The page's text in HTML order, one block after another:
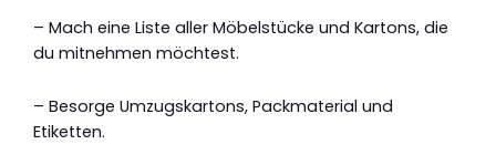
– Mach eine Liste aller Möbelstücke und Kartons, die
du mitnehmen möchtest.
– Besorge Umzugskartons, Packmaterial und
Etiketten.